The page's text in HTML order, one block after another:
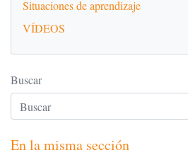
Situaciones de aprendizaje
VÍDEOS
Buscar
En la misma sección